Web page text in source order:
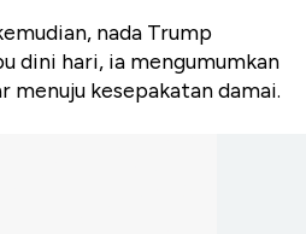
nada Trump
dini hari, ia mengumumkan
menuju kesepakatan damai.